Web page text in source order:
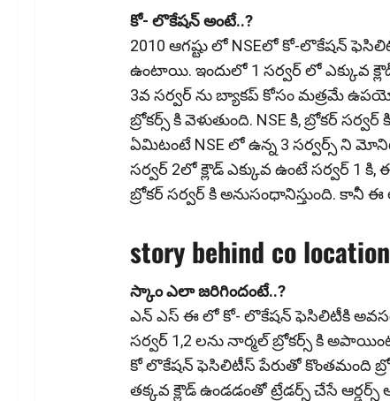
కో- లొకేష‌న్ అంటే..?
2010 ఆగష్టు లో NSEలో కో-లొకేషన్
ఉంటాయి. ఇందులో 1 సర్వర్ లో ఎక్కువ‌
3వ సర్వర్ ను బ్యాకప్ కోసం మత్రమే
బ్రోకర్స్ కి వెళుతుంది. NSE కి, బ్రోకర్
ఏమిటంటే NSE లో ఉన్న 3 సర్వర్స్ ని
సర్వర్ 2లో క్లౌడ్ ఎక్కువ ఉంటే సర్వర్ 1
బ్రోకర్ సర్వర్ కి అనుసంధానిస్తుంది. కానీ
story behind co
స్కాం ఎలా జ‌రిగిందంటే..?
ఎన్ ఎస్ ఈ లో కో- లొకేష‌న్ ఫెసిలిటీకి
సర్వర్ 1,2 లను నార్మల్ బ్రోకర్స్ కి
కో లొకేషన్ ఫెసిలిటీస్ పేరుతో కొంతమంది
త‌క్క‌వ క్లౌడ్ ఉండ‌డంతో ట్రేడ‌ర్స్ చేసే